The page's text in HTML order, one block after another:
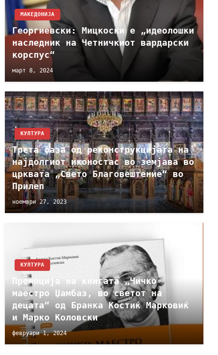
МАКЕДОНИЈА
Георгиевски: Мицкоски e „идеолошки
наследник на Четничкиот вардарски
корспус“
март 8, 2024
КУЛТУРА
Трета фаза од реконструкцијата на
најдолгиот иконостас во земјава во
црквата „Свето Благовештение“ во
Прилеп
ноември 27, 2023
КУЛТУРА
Промоција на книгата „Чичко
маестро Џамбаз, во светот на
децата“ од Бранка Костиќ Марковиќ
и Марко Коловски
февруари 1, 2024